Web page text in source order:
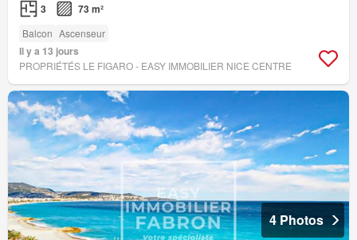
3 73 m²
Balcon Ascenseur
Il y a 13 jours
PROPRIÉTÉS LE FIGARO - EASY IMMOBILIER NICE CENTRE
4 Photos